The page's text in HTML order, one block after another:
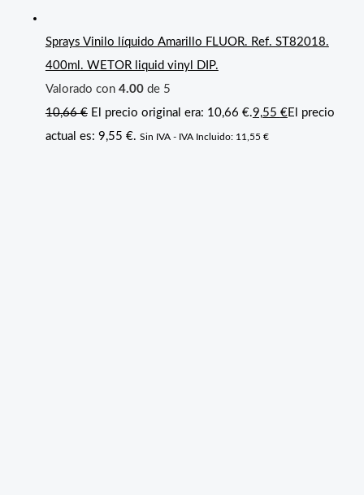
Sprays Vinilo líquido Amarillo FLUOR. Ref. ST82018.
400ml. WETOR liquid vinyl DIP.
Valorado con 4.00de 5
10,66€ El precio original era: 10,66 €.9,55 €El precio
actual es: 9,55 €. Sin IVA - IVA Incluido: 11,55 €